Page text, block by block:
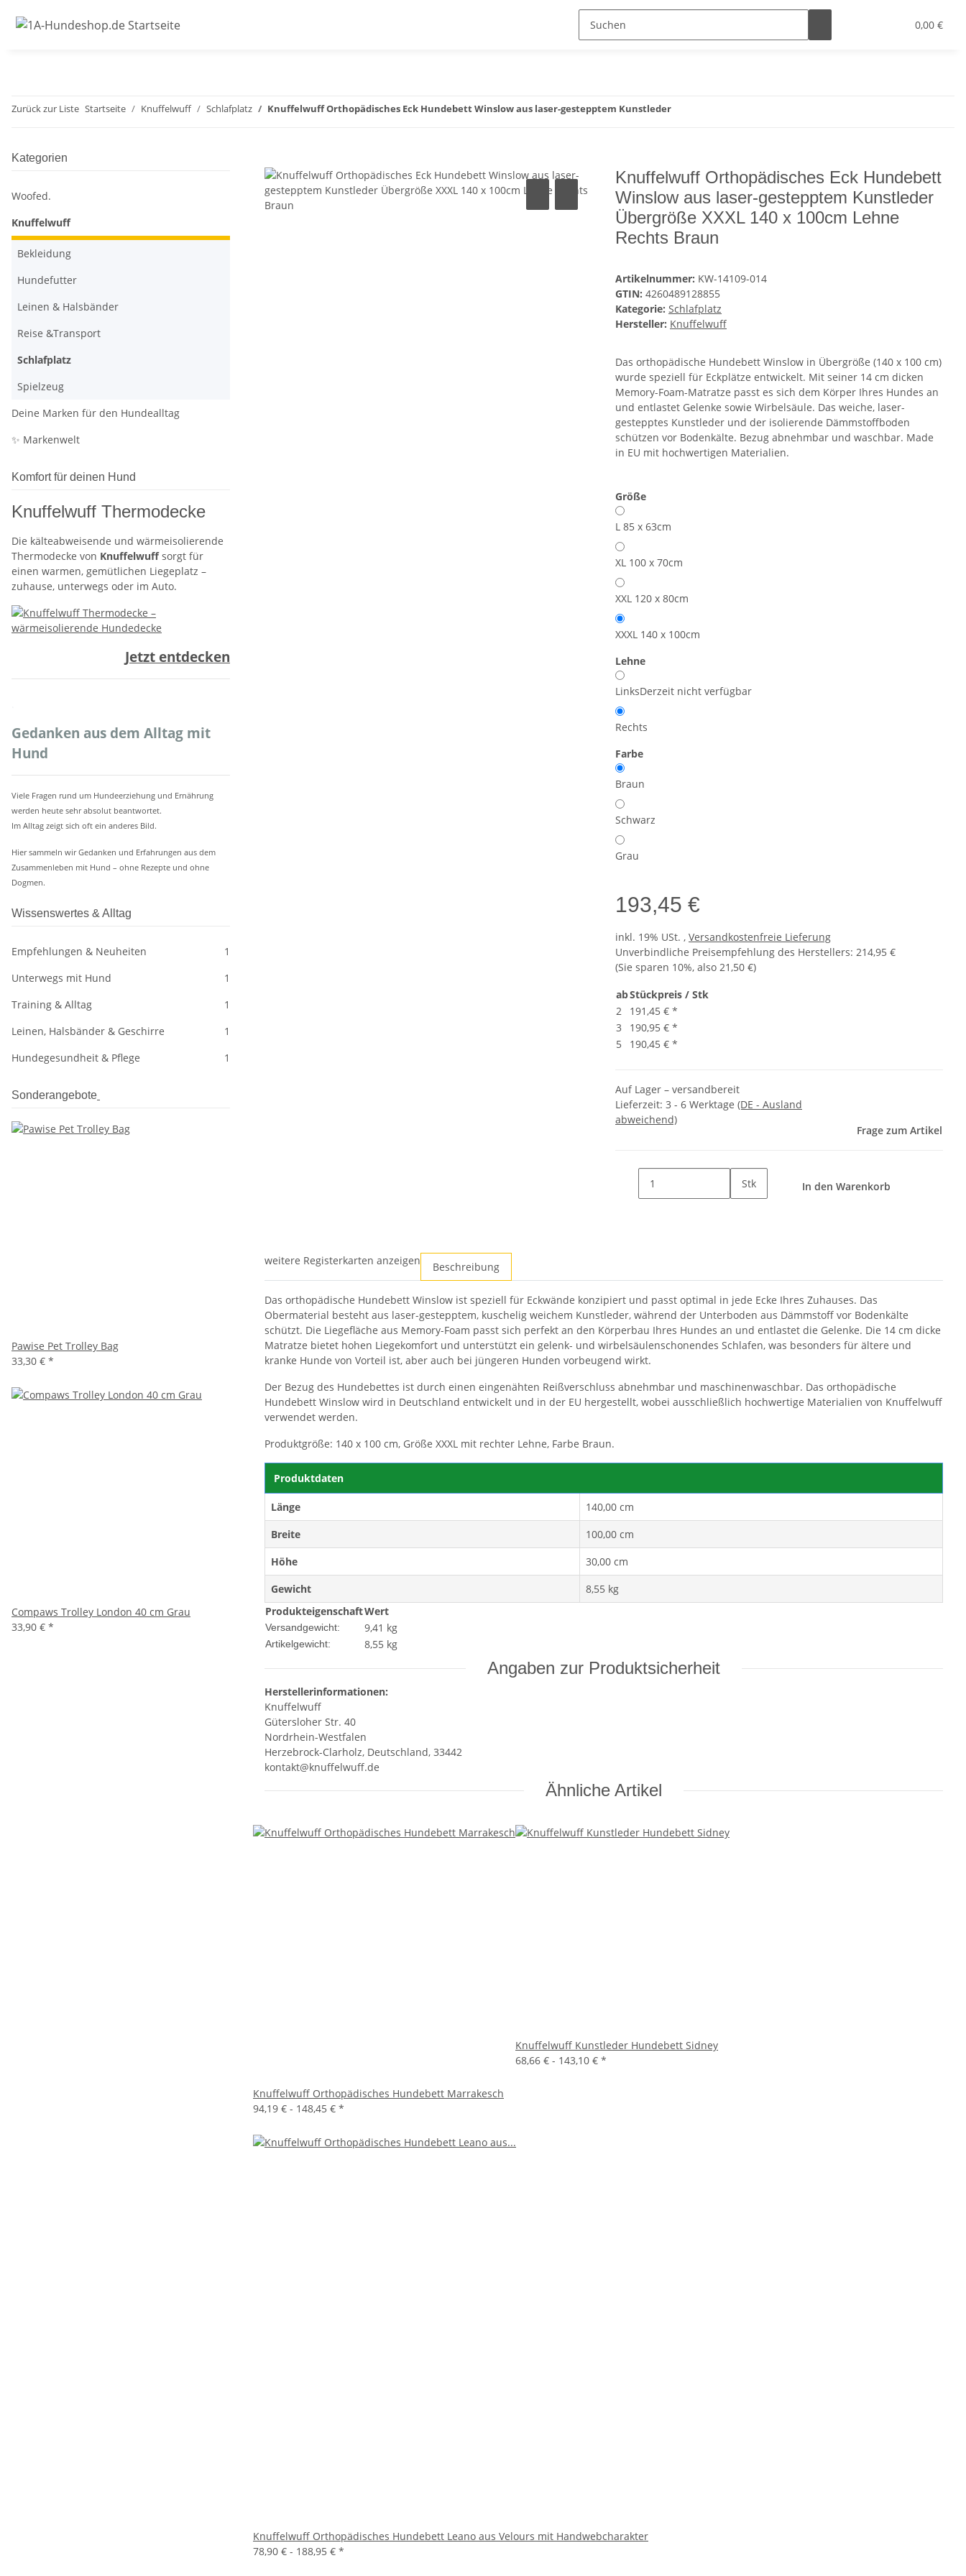
0,00 €
Zurück zur Liste Startseite Knuffelwuff Schlafplatz Knuffelwuff Orthopädisches Eck Hundebett Winslow aus laser-gestepptem Kunstleder
Knuffelwuff Orthopädisches Eck Hundebett
Winslow aus laser-gestepptem Kunstleder
Übergröße XXXL 140 x 100cm Lehne
Rechts Braun
Artikelnummer: KW-14109-014
GTIN: 4260489128855
Kategorie: Schlafplatz
Hersteller: Knuffelwuff
Das orthopädische Hundebett Winslow in Übergröße (140 x 100 cm)
wurde speziell für Eckplätze entwickelt. Mit seiner 14 cm dicken
Memory-Foam-Matratze passt es sich dem Körper Ihres Hundes an
und entlastet Gelenke sowie Wirbelsäule. Das weiche, laser-
gestepptes Kunstleder und der isolierende Dämmstoffboden
schützen vor Bodenkälte. Bezug abnehmbar und waschbar. Made
in EU mit hochwertigen Materialien.
Größe
L 85 x 63cm
XL 100 x 70cm
XXL 120 x 80cm
XXXL 140 x 100cm
Lehne
LinksDerzeit nicht verfügbar
Rechts
Farbe
Braun
Schwarz
Grau
193,45 €
inkl. 19% USt. , Versandkostenfreie Lieferung
Unverbindliche Preisempfehlung des Herstellers: 214,95 €
(Sie sparen 10%, also 21,50 €)
abStückpreis / Stk
2
191,45 € *
3
190,95 € *
5
190,45 € *
Auf Lager – versandbereit
Lieferzeit: 3 - 6 Werktage (DE - Ausland
abweichend)
Frage zum Artikel
Stk In den Warenkorb
weitere Registerkarten anzeigen Beschreibung
Das orthopädische Hundebett Winslow ist speziell für Eckwände konzipiert und passt optimal in jede Ecke Ihres Zuhauses. Das
Obermaterial besteht aus laser-gestepptem, kuschelig weichem Kunstleder, während der Unterboden aus Dämmstoff vor Bodenkälte
schützt. Die Liegefläche aus Memory-Foam passt sich perfekt an den Körperbau Ihres Hundes an und entlastet die Gelenke. Die 14 cm dicke
Matratze bietet hohen Liegekomfort und unterstützt ein gelenk- und wirbelsäulenschonendes Schlafen, was besonders für ältere und
kranke Hunde von Vorteil ist, aber auch bei jüngeren Hunden vorbeugend wirkt.
Der Bezug des Hundebettes ist durch einen eingenähten Reißverschluss abnehmbar und maschinenwaschbar. Das orthopädische
Hundebett Winslow wird in Deutschland entwickelt und in der EU hergestellt, wobei ausschließlich hochwertige Materialien von Knuffelwuff
verwendet werden.
Produktgröße: 140 x 100 cm, Größe XXXL mit rechter Lehne, Farbe Braun.
Produktdaten
Länge
140,00 cm
Breite
100,00 cm
Höhe
30,00 cm
Gewicht
8,55 kg
ProdukteigenschaftWert
Versandgewicht: 9,41 kg
Artikelgewicht: 8,55 kg
Angaben zur Produktsicherheit
Herstellerinformationen:
Knuffelwuff
Gütersloher Str. 40
Nordrhein-Westfalen
Herzebrock-Clarholz, Deutschland, 33442
kontakt@knuffelwuff.de
Ähnliche Artikel
Knuffelwuff Orthopädisches Hundebett Marrakesch
94,19 € - 148,45 € *
Knuffelwuff Kunstleder Hundebett Sidney
68,66 € - 143,10 € *
Knuffelwuff Orthopädisches Hundebett Leano aus Velours mit Handwebcharakter
78,90 € - 188,95 € *
Kategorien
Woofed.
Knuffelwuff
Bekleidung
Hundefutter
Leinen & Halsbänder
Reise &Transport
Schlafplatz
Spielzeug
Deine Marken für den Hundealltag
✨ Markenwelt
Komfort für deinen Hund
Knuffelwuff Thermodecke
Die kälteabweisende und wärmeisolierende
Thermodecke von Knuffelwuffsorgt für
einen warmen, gemütlichen Liegeplatz –
zuhause, unterwegs oder im Auto.
Jetzt entdecken
Gedanken aus dem Alltag mit
Hund
Viele Fragen rund um Hundeerziehung und Ernährung
werden heute sehr absolut beantwortet.
Im Alltag zeigt sich oft ein anderes Bild.
Hier sammeln wir Gedanken und Erfahrungen aus dem
Zusammenleben mit Hund – ohne Rezepte und ohne
Dogmen.
Wissenswertes & Alltag
Empfehlungen & Neuheiten
1
Unterwegs mit Hund
1
Training & Alltag
1
Leinen, Halsbänder & Geschirre
1
Hundegesundheit & Pflege
1
Sonderangebote
Pawise Pet Trolley Bag
33,30 € *
Compaws Trolley London 40 cm Grau
33,90 € *